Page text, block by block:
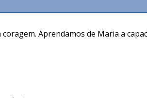
Aprendamos de Maria a